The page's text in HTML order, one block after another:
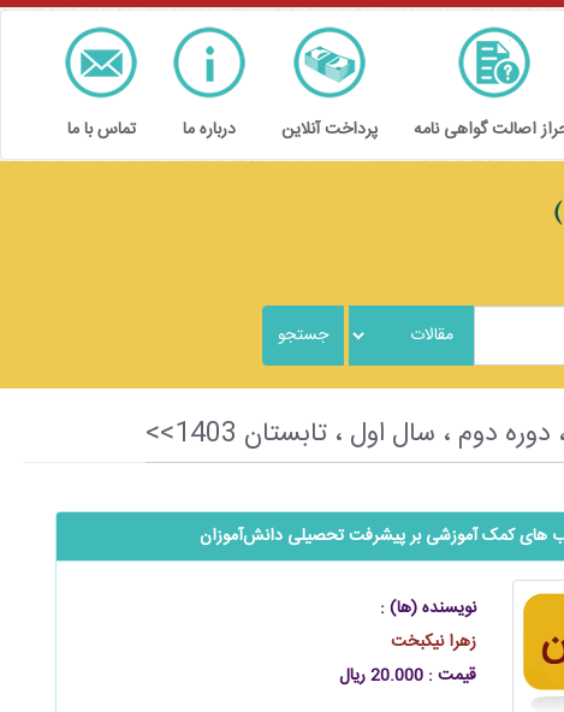
اصالت گواهی نامه پرداخت آنلاین درباره ما تماس با ما
های کمک آموزشی بر پیشرفت تحصیلی ‌‌‌‌دانش‌آموزان
نویسنده (ها) :
زهرا نیکبخت
قیمت : 20.000 ریال